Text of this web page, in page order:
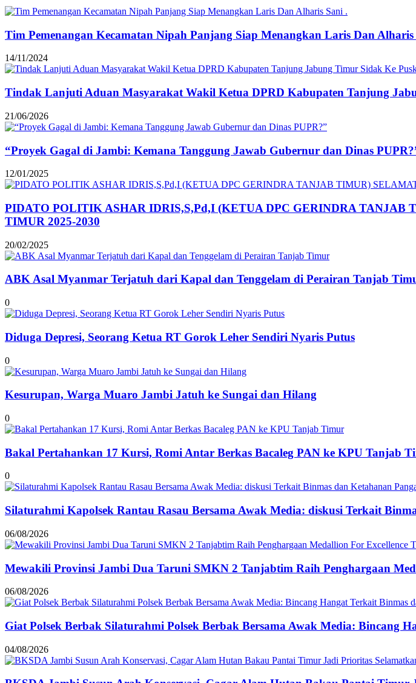
Tim Pemenangan Kecamatan Nipah Panjang Siap Menangkan Laris Dan Alharis
14/11/2024
Tindak Lanjuti Aduan Masyarakat Wakil Ketua DPRD Kabupaten Tanjung
21/06/2026
“Proyek Gagal di Jambi: Kemana Tanggung Jawab Gubernur dan Dinas
12/01/2025
PIDATO POLITIK ASHAR IDRIS,S,Pd,I (KETUA DPC GERINDRA
TIMUR 2025-2030
20/02/2025
ABK Asal Myanmar Terjatuh dari Kapal dan Tenggelam di Perairan Tanjab
0
Diduga Depresi, Seorang Ketua RT Gorok Leher Sendiri Nyaris Putus
0
Kesurupan, Warga Muaro Jambi Jatuh ke Sungai dan Hilang
0
Bakal Pertahankan 17 Kursi, Romi Antar Berkas Bacaleg PAN ke KPU Tanjab
0
Silaturahmi Kapolsek Rantau Rasau Bersama Awak Media: diskusi Terkait
06/08/2026
Mewakili Provinsi Jambi Dua Taruni SMKN 2 Tanjabtim Raih Penghargaan
06/08/2026
Giat Polsek Berbak Silaturahmi Polsek Berbak Bersama Awak Media: Bincang
04/08/2026